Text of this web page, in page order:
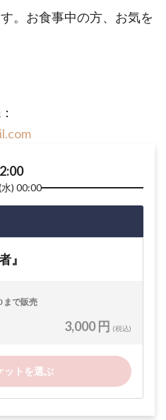
。お食事中の方、お気を
) 00:00
』
まで販売
3,000 円 (税込)
ットを選ぶ